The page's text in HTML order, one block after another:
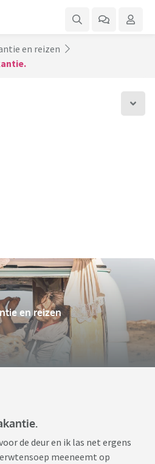
en reizen
en reizen
de deur en ik las net ergens
meeneemt op